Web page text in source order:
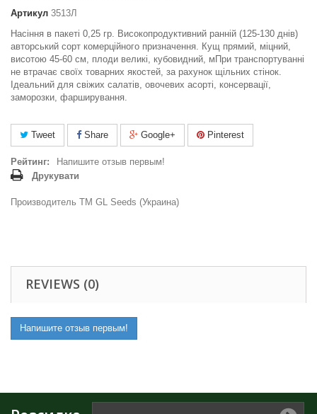
Артикул 3513Л
Насіння в пакеті 0,25 гр. Високопродуктивний ранній (125-130 днів)
авторський сорт комерційного призначення. Кущ прямий, міцний,
висотою 45-60 см, плоди великі, кубовидний, мПри транспортуванні
не втрачає своїх товарних якостей, за рахунок щільних стінок.
Ідеальний для свіжих салатів, овочевих асорті, консервації,
заморозки, фарширування.
Tweet Share Google+ Pinterest
Рейтинг:
Напишите отзыв первым!
Друкувати
Производитель ТМ GL Seeds (Украина)
REVIEWS (0)
Напишите отзыв первым!